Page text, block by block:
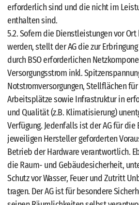
erforderlich sind und die nicht im
enthalten sind.
5.2. Sofern die Dienstleistungen vor Ort
werden, stellt der AG die zur
durch BSO erforderlichen
Versorgungsstrom inkl.
Notstromversorgungen, Stellflächen für
Arbeitsplätze sowie Infrastruktur in
und Qualität (z.B. Klimatisierung)
Verfügung. Jedenfalls ist der AG für die
jeweiligen Hersteller geforderten
Betrieb der Hardware verantwortlich.
die Raum- und Gebäudesicherheit,
Schutz vor Wasser, Feuer und Zutritt
tragen. Der AG ist für besondere